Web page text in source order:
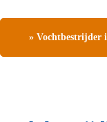
» Vochtbestrijder